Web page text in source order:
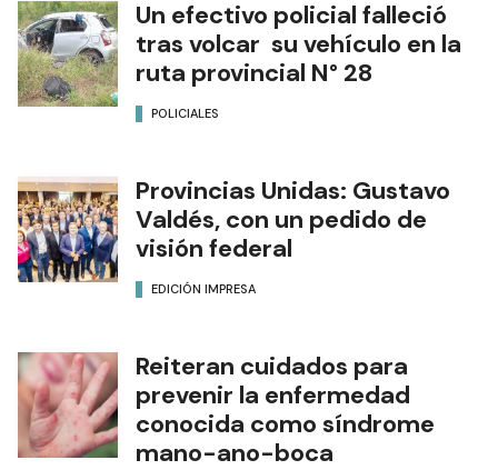
Un efectivo policial falleció
tras volcar su vehículo en la
ruta provincial N° 28
POLICIALES
Provincias Unidas: Gustavo
Valdés, con un pedido de
visión federal
EDICIÓN IMPRESA
Reiteran cuidados para
prevenir la enfermedad
conocida como síndrome
mano-ano-boca